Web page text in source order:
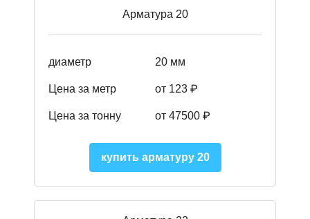
Арматура 20
диаметр 20 мм
Цена за метр от 123 ₽
Цена за тонну от 47500 ₽
купить арматуру 20